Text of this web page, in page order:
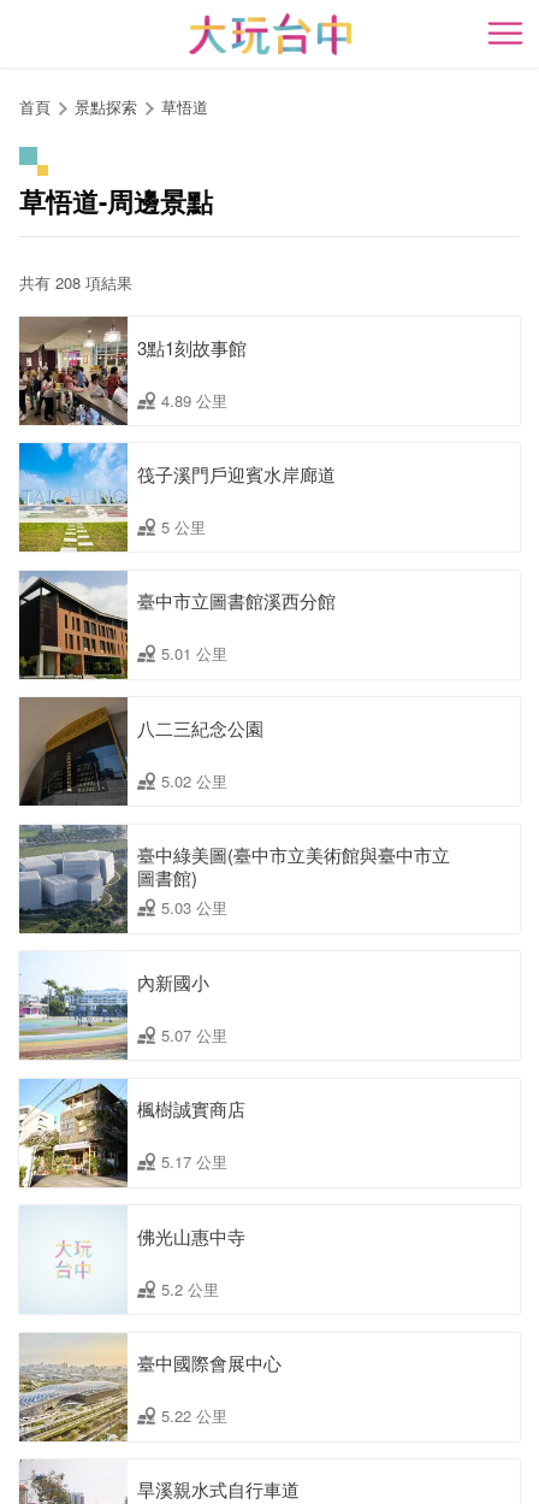
開
首頁 景點探索 草悟道
草悟道-周邊景點
共有 208 項結果
3點1刻故事館
4.89 公里
筏子溪門戶迎賓水岸廊道
5 公里
臺中市立圖書館溪西分館
5.01 公里
八二三紀念公園
5.02 公里
臺中綠美圖(臺中市立美術館與臺中市立
圖書館)
5.03 公里
內新國小
5.07 公里
楓樹誠實商店
5.17 公里
佛光山惠中寺
5.2 公里
臺中國際會展中心
5.22 公里
旱溪親水式自行車道